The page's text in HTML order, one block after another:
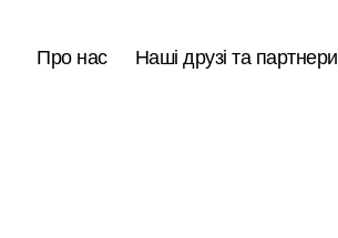
Про нас Наші друзі та партнери